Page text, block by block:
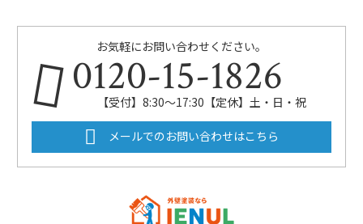
お気軽にお問い合わせください。
0120-15-1826
【受付】8:30～17:30【定休】土・日・祝
メールでのお問い合わせはこちら